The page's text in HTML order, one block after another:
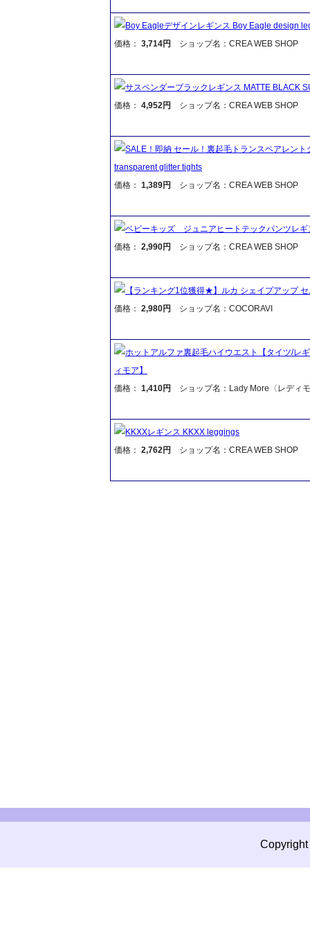
Boy Eagleデザインレギンス Boy Eagle design
価格： 3,714円 ショップ名：CREA WEB SHOP
サスペンダーブラックレギンス MATTE BLACK
価格： 4,952円 ショップ名：CREA WEB SHOP
SALE！即納 セール！裏起毛トランスペアレン
transparent glitter tights
価格： 1,389円 ショップ名：CREA WEB SHOP
ベビーキッズ ジュニアヒートテックパンツレ
価格： 2,990円 ショップ名：CREA WEB SHOP
【ランキング1位獲得★】ルカ シェイプアップ
価格： 2,980円 ショップ名：COCORAVI
ホットアルファ裏起毛ハイウエスト【タイツ/
ィモア】
価格： 1,410円 ショップ名：Lady More〈レディ
KKXXレギンス KKXX leggings
価格： 2,762円 ショップ名：CREA WEB SHOP